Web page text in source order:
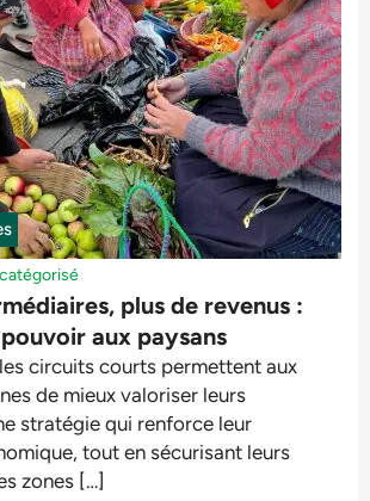
plus de revenus :
aux paysans
circuits courts permettent aux
de mieux valoriser leurs
stratégie qui renforce leur
tout en sécurisant leurs
zones […]